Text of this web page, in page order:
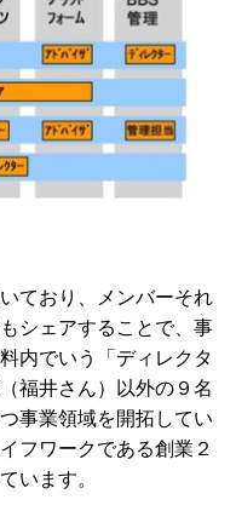
ており、メンバーそれ
シェアすることで、事
内でいう「ディレクタ
福井さん）以外の９名
事業領域を開拓してい
フワークである創業２
います。